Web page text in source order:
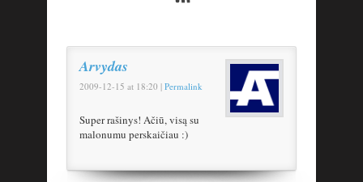
Arvydas
2009-12-15 at 18:20 | Permalink
Super rašinys! Ačiū, visą su
malonumu perskaičiau :)